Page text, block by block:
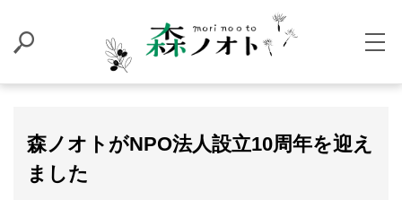
森ノオトがNPO法人設立10周年を迎え
ました